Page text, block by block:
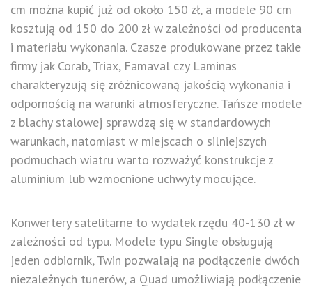
cm można kupić już od około 150 zł, a modele 90 cm
kosztują od 150 do 200 zł w zależności od producenta
i materiału wykonania. Czasze produkowane przez takie
firmy jak Corab, Triax, Famaval czy Laminas
charakteryzują się zróżnicowaną jakością wykonania i
odpornością na warunki atmosferyczne. Tańsze modele
z blachy stalowej sprawdzą się w standardowych
warunkach, natomiast w miejscach o silniejszych
podmuchach wiatru warto rozważyć konstrukcje z
aluminium lub wzmocnione uchwyty mocujące.
Konwertery satelitarne to wydatek rzędu 40-130 zł w
zależności od typu. Modele typu Single obsługują
jeden odbiornik, Twin pozwalają na podłączenie dwóch
niezależnych tunerów, a Quad umożliwiają podłączenie